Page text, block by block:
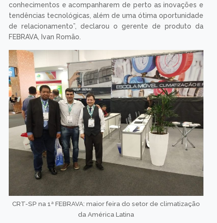
conhecimentos e acompanharem de perto as inovações e
tendências tecnológicas, além de uma ótima oportunidade
de relacionamento”, declarou o gerente de produto da
FEBRAVA, Ivan Romão.
CRT-SP na 1ª FEBRAVA: maior feira do setor de climatização
da América Latina